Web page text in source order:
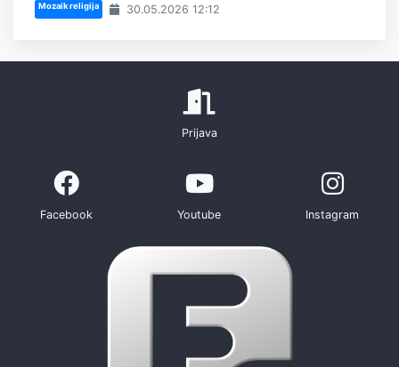
Mozaik religija 30.05.2026 12:12
Prijava
Facebook Youtube Instagram